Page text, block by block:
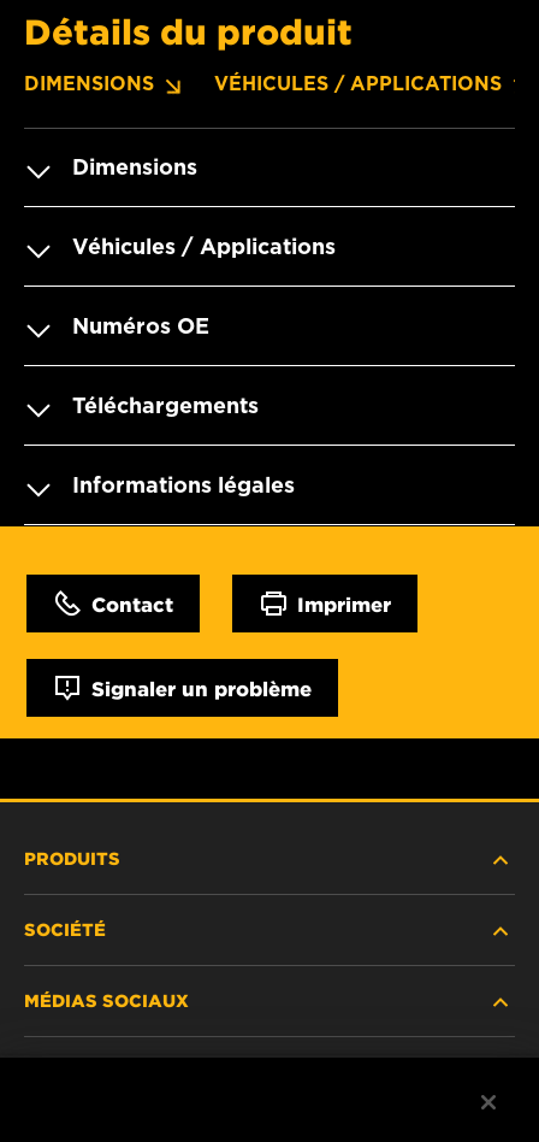
Détails du produit
DIMENSIONS VÉHICULES / APPLICATIONS
Dimensions
Véhicules / Applications
Numéros OE
Téléchargements
Informations légales
Contact Imprimer
Signaler un problème
PRODUITS
PRODUITS ABANDONNÉS / REMPLACÉS
SOCIÉTÉ
MÉDIAS SOCIAUX